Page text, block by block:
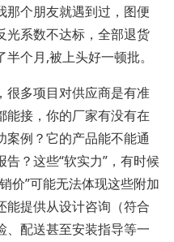
那个朋友就遇到过，图便
光系数不达标，全部退货
个月,被上头好一顿批。
很多项目对供应商是有准
能接，你的厂家有没有在
案例？它的产品能不能通
？这些“软实力”，有时候
价”可能无法体现这些附加
能提供从设计咨询（符合
、配送甚至安装指导等一